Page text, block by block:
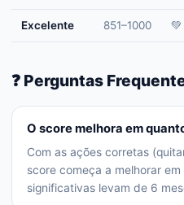
Excelente 851–1000
❓ Perguntas
O score melhora em
Com as ações corretas
score começa a melhorar
significativas levam de 6